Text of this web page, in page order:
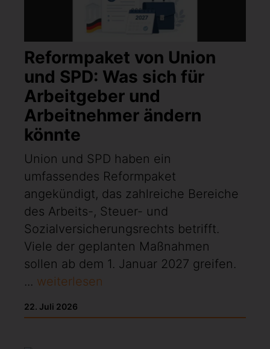
Reformpaket von Union
und SPD: Was sich für
Arbeitgeber und
Arbeitnehmer ändern
könnte
Union und SPD haben ein
umfassendes Reformpaket
angekündigt, das zahlreiche Bereiche
des Arbeits-, Steuer- und
Sozialversicherungsrechts betrifft.
Viele der geplanten Maßnahmen
sollen ab dem 1. Januar 2027 greifen.
... weiterlesen
22. Juli 2026